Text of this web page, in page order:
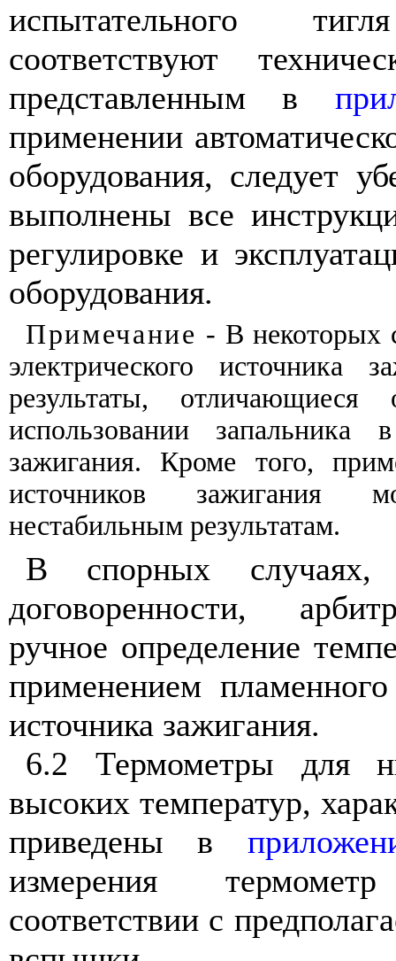
испытательного тигля
соответствуют
представленным
в
применении
оборудования, следует
выполнены все
регулировке и
оборудования.
Примечание - В некоторых
электрического
источника
результаты, отличающиеся
использовании
запальника
в
зажигания. Кроме того,
источников
зажигания
нестабильным результатам.
В спорных случаях
договоренности,
ручное определение
применением пламенного
источника зажигания.
6.2 Термометры для
высоких температур,
приведены
в
измерения
термометр
соответствии с